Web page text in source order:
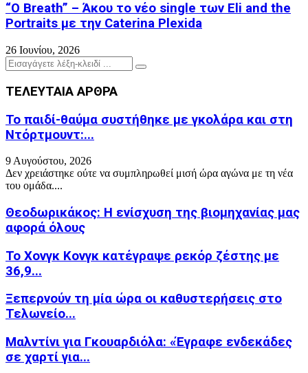
“O Breath” – Άκου το νέο single των Eli and the
Portraits με την Caterina Plexida
26 Ιουνίου, 2026
Search
for:
Search
ΤΕΛΕΥΤΑΙΑ ΑΡΘΡΑ
Το παιδί-θαύμα συστήθηκε με γκολάρα και στη
Ντόρτμουντ:...
9 Αυγούστου, 2026
Δεν χρειάστηκε ούτε να συμπληρωθεί μισή ώρα αγώνα με τη νέα
του ομάδα....
Θεοδωρικάκος: Η ενίσχυση της βιομηχανίας μας
αφορά όλους
Το Χονγκ Κονγκ κατέγραψε ρεκόρ ζέστης με
36,9...
Ξεπερνούν τη μία ώρα οι καθυστερήσεις στο
Τελωνείο...
Μαλντίνι για Γκουαρδιόλα: «Έγραφε ενδεκάδες
σε χαρτί για...